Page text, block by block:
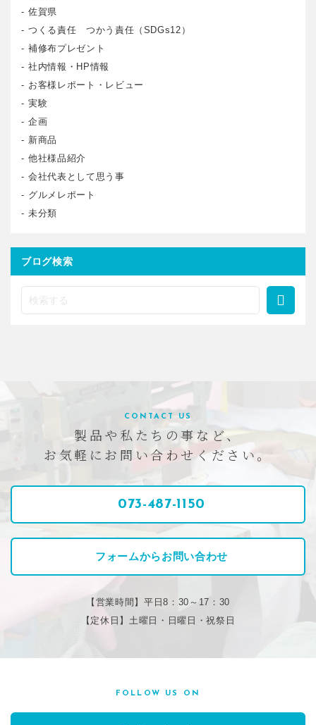
佐賀県
つくる責任 つかう責任（SDGs12）
補修布プレゼント
社内情報・HP情報
お客様レポート・レビュー
実験
企画
新商品
他社様品紹介
会社代表として思う事
グルメレポート
未分類
ブログ検索
CONTACT US
製品や私たちの事など、
お気軽にお問い合わせください。
073-487-1150
フォームからお問い合わせ
【営業時間】平日8：30～17：30
【定休日】土曜日・日曜日・祝祭日
FOLLOW US ON